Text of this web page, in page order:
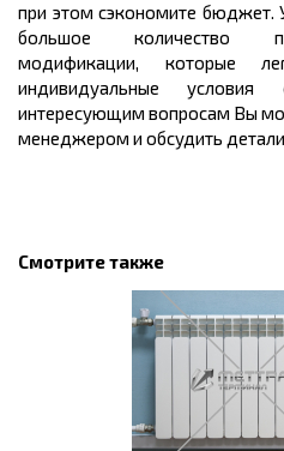
при этом сэкономите бюджет.
большое количество
модификации, которые
индивидуальные
интересующим вопросам Вы
менеджером и обсудить детали
Смотрите также